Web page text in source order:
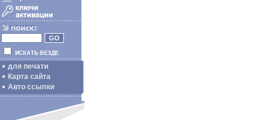
ИСКАТЬ ВЕЗДЕ
для печати
Карта сайта
Авто ссылки